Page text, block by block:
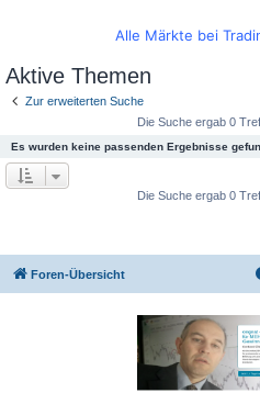
Alle Märkte bei
Aktive Themen
Zur erweiterten Suche
Die Suche ergab 0
Es wurden keine passenden Ergebnisse
Die Suche ergab 0
Foren-Übersicht